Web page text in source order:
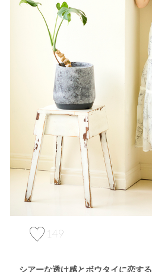
149
シアーな透け感とボウタイに恋する